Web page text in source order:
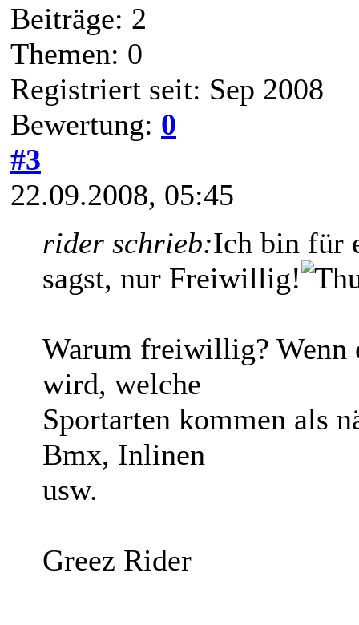
Beiträge: 2
Themen: 0
Registriert seit: Sep 2008
Bewertung: 0
#3
22.09.2008, 05:45
rider schrieb:Ich bin für
sagst, nur Freiwillig!
Warum freiwillig? Wenn
wird, welche
Sportarten kommen als
Bmx, Inlinen
usw.
Greez Rider